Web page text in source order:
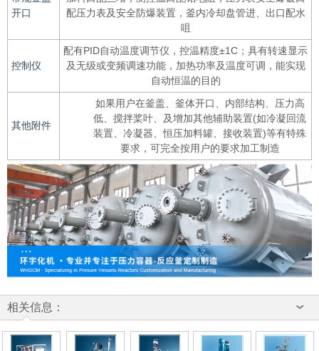
开口
配压力表及安全防爆装置，釜内冷却盘管进、出口配水
咀
控制仪
配有PID自动温度调节仪，控温精度±1C；具有转速显示
及无级或变频调速功能，加热功率及温度可调，能实现
自动恒温的目的
其他附件
如果用户在釜盖、釜体开口、内部结构、压力高
低、搅拌桨叶、及增加其他辅助装置(如冷凝回流
装置、冷凝器、恒压加料罐、接收装置)等有特殊
要求，可完全按用户的要求加工制造
相关信息：